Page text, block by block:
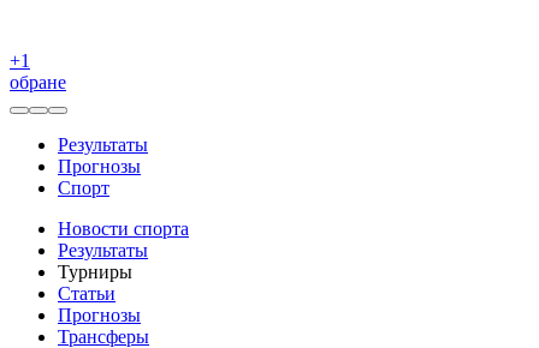
+1
обране
Результаты
Прогнозы
Спорт
Новости спорта
Результаты
Турниры
Статьи
Прогнозы
Трансферы